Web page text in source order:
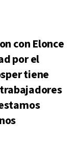
con Elonce
por el
tiene